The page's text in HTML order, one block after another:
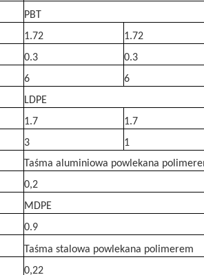
PBT
1.72 1.72
0.3 0.3
6 6
LDPE
1.7 1.7
3 1
Taśma aluminiowa powlekana
0,2
MDPE
0.9
Taśma stalowa powlekana polimerem
0,22